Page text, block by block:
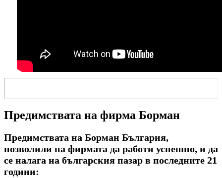
Предимствата на фирма Борман
Предимствата на Борман България,
позволили на фирмата да работи успешно, и да
се налага на българския пазар в последните 21
години: